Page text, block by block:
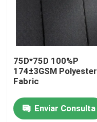
75D*75D 100%P
174±3GSM Polyester
Fabric
Enviar Consulta